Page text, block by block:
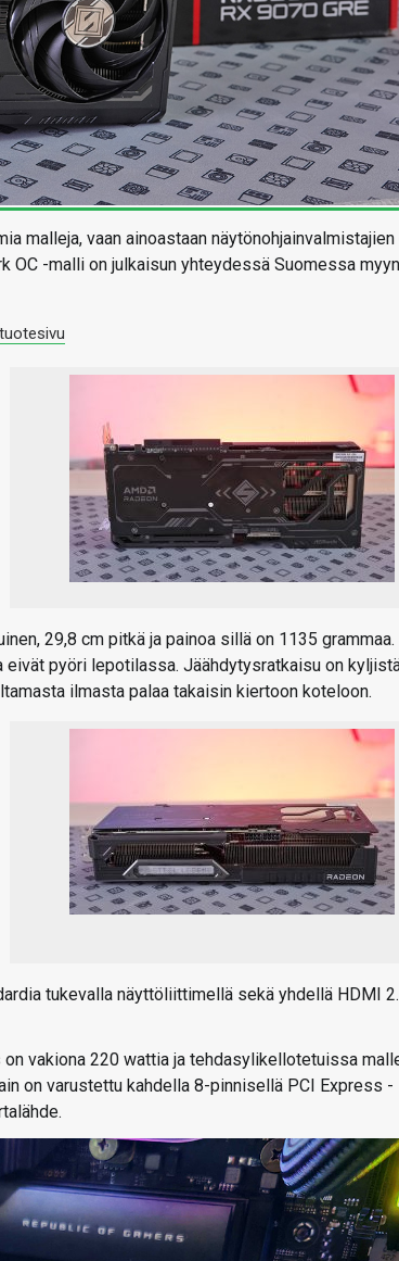
malleja, vaan ainoastaan
OC -malli on julkaisun yhteydessä Suomessa
29,8 cm pitkä ja painoa sillä on 1135 grammaa.
pyöri lepotilassa. Jäähdytysratkaisu on
ilmasta palaa takaisin kiertoon koteloon.
tukevalla näyttöliittimellä sekä yhdellä HDMI
vakiona 220 wattia ja tehdasylikellotetuissa
on varustettu kahdella 8-pinnisellä PCI Express -